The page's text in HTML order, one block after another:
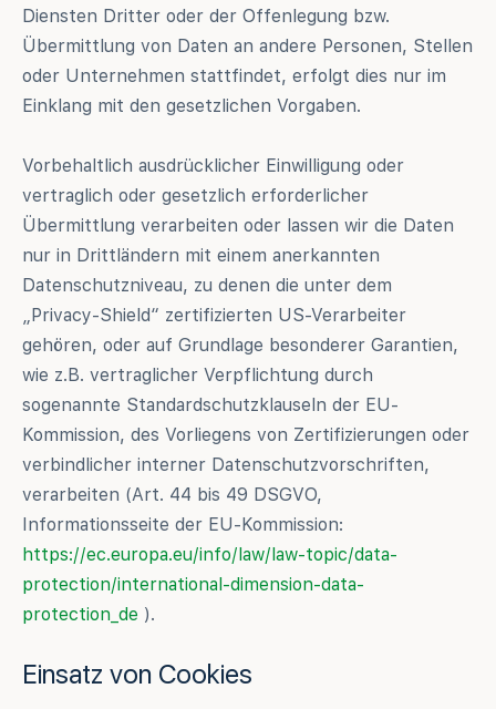
Diensten Dritter oder der Offenlegung bzw.
Übermittlung von Daten an andere Personen, Stellen
oder Unternehmen stattfindet, erfolgt dies nur im
Einklang mit den gesetzlichen Vorgaben.
Vorbehaltlich ausdrücklicher Einwilligung oder
vertraglich oder gesetzlich erforderlicher
Übermittlung verarbeiten oder lassen wir die Daten
nur in Drittländern mit einem anerkannten
Datenschutzniveau, zu denen die unter dem
„Privacy-Shield“ zertifizierten US-Verarbeiter
gehören, oder auf Grundlage besonderer Garantien,
wie z.B. vertraglicher Verpflichtung durch
sogenannte Standardschutzklauseln der EU-
Kommission, des Vorliegens von Zertifizierungen oder
verbindlicher interner Datenschutzvorschriften,
verarbeiten (Art. 44 bis 49 DSGVO,
Informationsseite der EU-Kommission:
https://ec.europa.eu/info/law/law-topic/data-
protection/international-dimension-data-
protection_de ).
Einsatz von Cookies